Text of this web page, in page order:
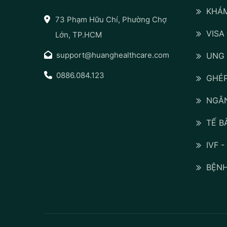
73 Phạm Hữu Chí, Phường Chợ
Lớn, TP.HCM
support@huanghealthcare.com
0886.084.123
TẾ
IVF -